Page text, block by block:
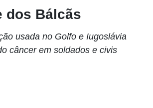
dos Bálcãs
usada no Golfo e Iugoslávia
câncer em soldados e civis